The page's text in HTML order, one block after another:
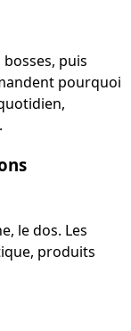
puis
pourquoi
le dos. Les
produits